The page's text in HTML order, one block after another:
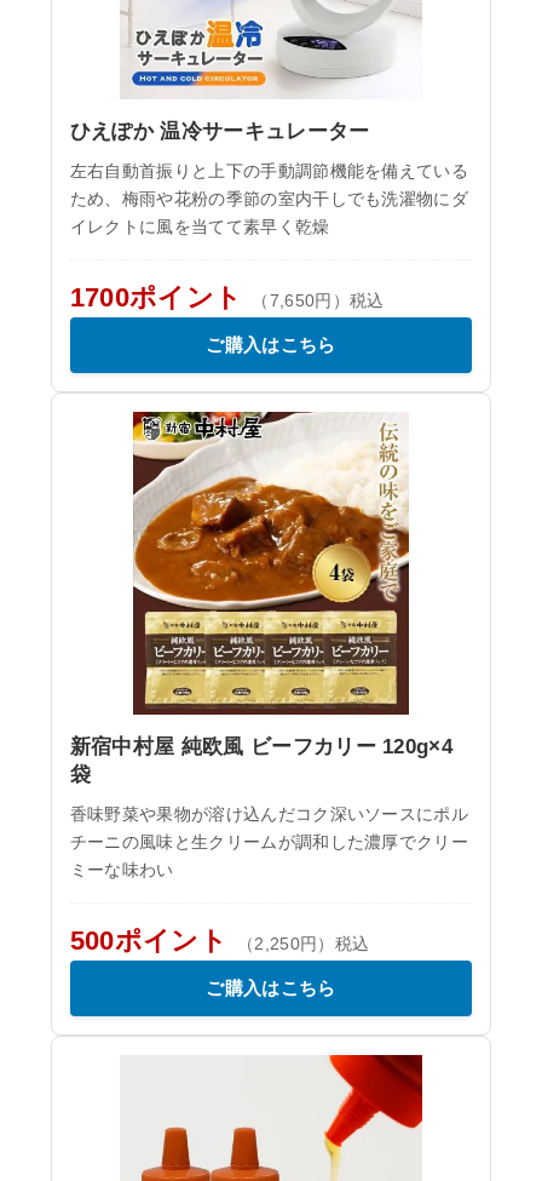
ひえぽか 温冷サーキュレーター
左右自動首振りと上下の手動調節機能を備えている
ため、梅雨や花粉の季節の室内干しでも洗濯物にダ
イレクトに風を当てて素早く乾燥
1700ポイント （7,650円）税込
ご購入はこちら
新宿中村屋 純欧風 ビーフカリー 120g×4
袋
香味野菜や果物が溶け込んだコク深いソースにポル
チーニの風味と生クリームが調和した濃厚でクリー
ミーな味わい
500ポイント （2,250円）税込
ご購入はこちら